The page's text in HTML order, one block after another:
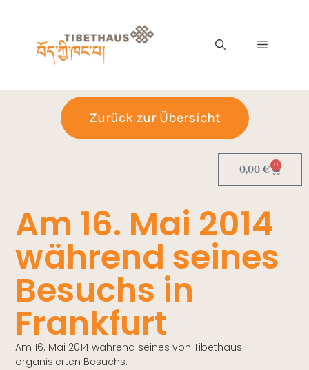
Zurück zur Übersicht
0,00 € 0
Am 16. Mai 2014
während seines
Besuchs in
Frankfurt
Am 16. Mai 2014 während seines von Tibethaus
organisierten Besuchs.